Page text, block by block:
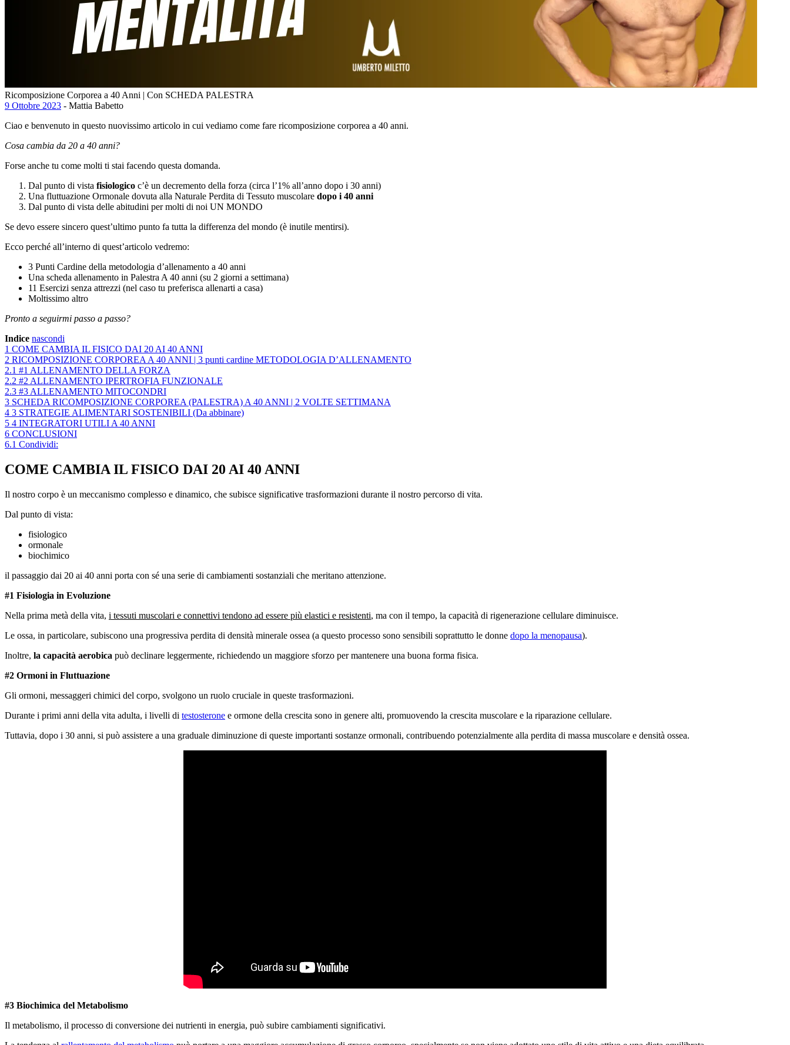
Ricomposizione Corporea a 40 Anni | Con SCHEDA PALESTRA
9 Ottobre 2023 - Mattia Babetto
Ciao e benvenuto in questo nuovissimo articolo in cui vediamo come fare ricomposizione corporea a 40 anni.
Cosa cambia da 20 a 40 anni?
Forse anche tu come molti ti stai facendo questa domanda.
Dal punto di vista fisiologico c’è un decremento della forza (circa l’1% all’anno dopo i 30 anni)
Una fluttuazione Ormonale dovuta alla Naturale Perdita di Tessuto muscolare dopo i 40 anni
Dal punto di vista delle abitudini per molti di noi UN MONDO
Se devo essere sincero quest’ultimo punto fa tutta la differenza del mondo (è inutile mentirsi).
Ecco perché all’interno di quest’articolo vedremo:
3 Punti Cardine della metodologia d’allenamento a 40 anni
Una scheda allenamento in Palestra A 40 anni (su 2 giorni a settimana)
11 Esercizi senza attrezzi (nel caso tu preferisca allenarti a casa)
Moltissimo altro
Pronto a seguirmi passo a passo?
Indice nascondi
1 COME CAMBIA IL FISICO DAI 20 AI 40 ANNI
2 RICOMPOSIZIONE CORPOREA A 40 ANNI | 3 punti cardine METODOLOGIA D’ALLENAMENTO
2.1 #1 ALLENAMENTO DELLA FORZA
2.2 #2 ALLENAMENTO IPERTROFIA FUNZIONALE
2.3 #3 ALLENAMENTO MITOCONDRI
3 SCHEDA RICOMPOSIZIONE CORPOREA (PALESTRA) A 40 ANNI | 2 VOLTE SETTIMANA
4 3 STRATEGIE ALIMENTARI SOSTENIBILI (Da abbinare)
5 4 INTEGRATORI UTILI A 40 ANNI
6 CONCLUSIONI
6.1 Condividi:
COME CAMBIA IL FISICO DAI 20 AI 40 ANNI
Il nostro corpo è un meccanismo complesso e dinamico, che subisce significative trasformazioni durante il nostro percorso di vita.
Dal punto di vista:
fisiologico
ormonale
biochimico
il passaggio dai 20 ai 40 anni porta con sé una serie di cambiamenti sostanziali che meritano attenzione.
#1 Fisiologia in Evoluzione
Nella prima metà della vita, i tessuti muscolari e connettivi tendono ad essere più elastici e resistenti, ma con il tempo, la capacità di rigenerazione cellulare diminuisce.
Le ossa, in particolare, subiscono una progressiva perdita di densità minerale ossea (a questo processo sono sensibili soprattutto le donne dopo la menopausa).
Inoltre, la capacità aerobica può declinare leggermente, richiedendo un maggiore sforzo per mantenere una buona forma fisica.
#2 Ormoni in Fluttuazione
Gli ormoni, messaggeri chimici del corpo, svolgono un ruolo cruciale in queste trasformazioni.
Durante i primi anni della vita adulta, i livelli di testosterone e ormone della crescita sono in genere alti, promuovendo la crescita muscolare e la riparazione cellulare.
Tuttavia, dopo i 30 anni, si può assistere a una graduale diminuzione di queste importanti sostanze ormonali, contribuendo potenzialmente alla perdita di massa muscolare e densità ossea.
#3 Biochimica del Metabolismo
Il metabolismo, il processo di conversione dei nutrienti in energia, può subire cambiamenti significativi.